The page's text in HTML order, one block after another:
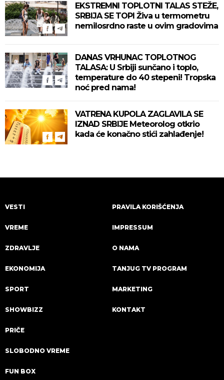
EKSTREMNI TOPLOTNI TALAS STEŽE,
SRBIJA SE TOPI Živa u termometru
nemilosrdno raste u ovim gradovima
DANAS VRHUNAC TOPLOTNOG
TALASA: U Srbiji sunčano i toplo,
temperature do 40 stepeni! Tropska
noć pred nama!
VATRENA KUPOLA ZAGLAVILA SE
IZNAD SRBIJE Meteorolog otkrio
kada će konačno stići zahlađenje!
VESTI
VREME
ZDRAVLJE
EKONOMIJA
SPORT
SHOWBIZZ
PRIČE
SLOBODNO VREME
FUN BOX
PRAVILA KORIŠĆENJA
IMPRESSUM
O NAMA
TANJUG TV PROGRAM
MARKETING
KONTAKT